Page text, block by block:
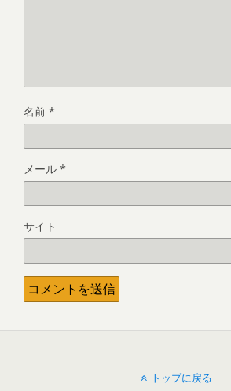
名前 *
メール *
サイト
トップに戻る